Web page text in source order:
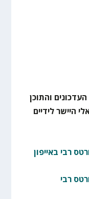
והתוכן
היישר לידיים
רבי באייפון
רבי